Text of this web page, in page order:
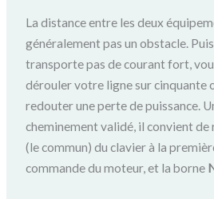
La distance entre les deux
généralement pas un obstacle.
transporte pas de courant fort,
dérouler votre ligne sur cinquante
redouter une perte de puissance.
cheminement validé, il convient
(le commun) du clavier à la
commande du moteur, et la borne